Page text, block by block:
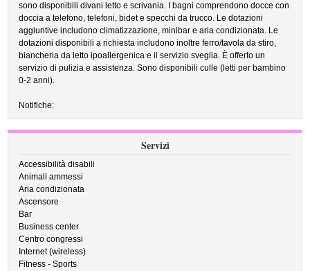
sono disponibili divani letto e scrivania. I bagni comprendono docce con
doccia a telefono, telefoni, bidet e specchi da trucco. Le dotazioni
aggiuntive includono climatizzazione, minibar e aria condizionata. Le
dotazioni disponibili a richiesta includono inoltre ferro/tavola da stiro,
biancheria da letto ipoallergenica e il servizio sveglia. È offerto un
servizio di pulizia e assistenza. Sono disponibili culle (letti per bambino
0-2 anni).
Notifiche:
Servizi
Accessibilità disabili
Animali ammessi
Aria condizionata
Ascensore
Bar
Business center
Centro congressi
Internet (wireless)
Fitness - Sports